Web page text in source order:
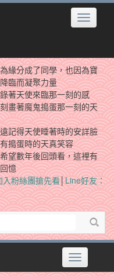
Toggle
緣分成了同學，也因為寶
臨而凝聚力量
著天使來臨那一刻的感
畫著魔鬼搗蛋那一刻的天
記得天使睡著時的安詳臉
搗蛋時的天真笑容
望數年後回頭看，這裡有
憶
入粉絲團搶先看│Line好友：
Toggle
navigation